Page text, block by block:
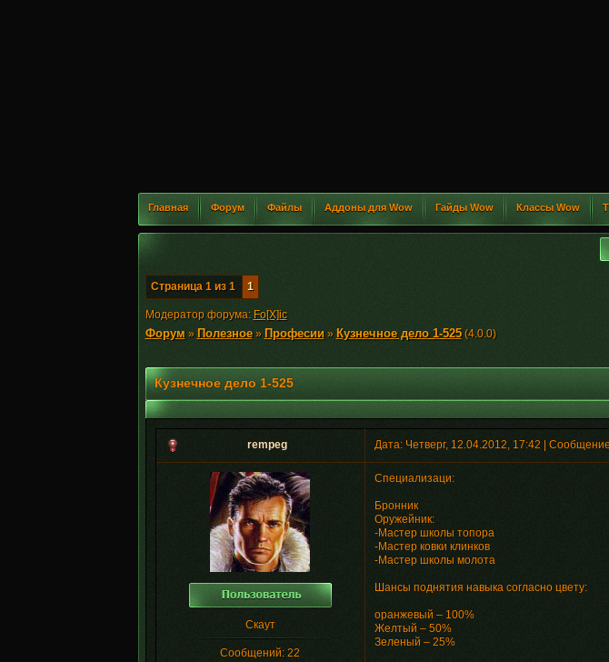
Главная Форум Файлы Аддоны для Wow Гайды Wow Классы Wow
Страница 1из 1 1
Модератор форума: Fo[X]ic
Форум» Полезное» Професии» Кузнечное дело 1-525 (4.0.0)
Кузнечное дело 1-525
rempeg Дата: Четверг, 12.04.2012, 17:42 |
Скаут
Сообщений: 22
Cпециализаци:
Бронник
Оружейник:
-Мастер школы топора
-Мастер ковки клинков
-Мастер школы молота
Шансы поднятия навыка согласно цвету:
оранжевый – 100%
Желтый – 50%
Зеленый – 25%